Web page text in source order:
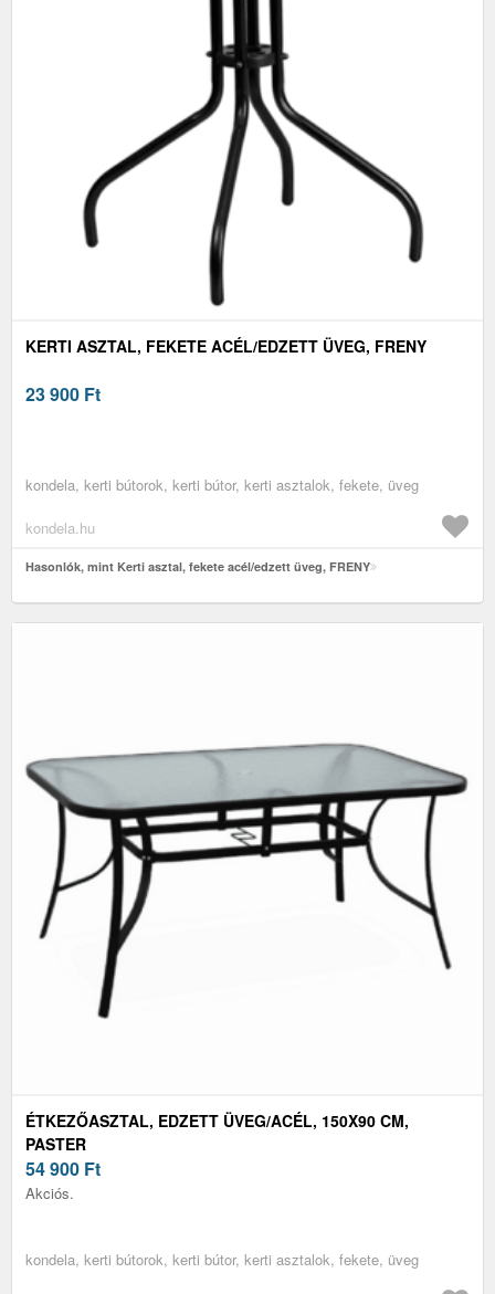
KERTI ASZTAL, FEKETE ACÉL/EDZETT ÜVEG, FRENY
23 900 Ft
kondela, kerti bútorok, kerti bútor, kerti asztalok, fekete, üveg
kondela.hu
Hasonlók, mint Kerti asztal, fekete acél/edzett üveg, FRENY
ÉTKEZŐASZTAL, EDZETT ÜVEG/ACÉL, 150X90 CM,
PASTER
54 900 Ft
Akciós.
kondela, kerti bútorok, kerti bútor, kerti asztalok, fekete, üveg